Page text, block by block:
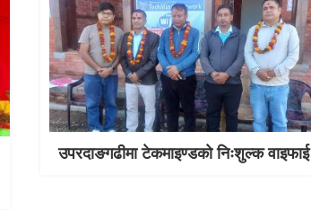
उपरदाङगढीमा टेकमाइण्डको निःशुल्क वाइफाई